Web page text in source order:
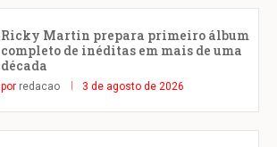
Ricky Martin prepara primeiro álbum
completo de inéditas em mais de uma
década
por redacao 3 de agosto de 2026